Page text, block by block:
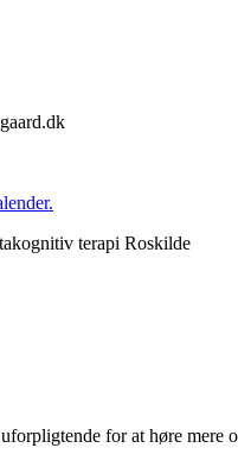
for at høre mere